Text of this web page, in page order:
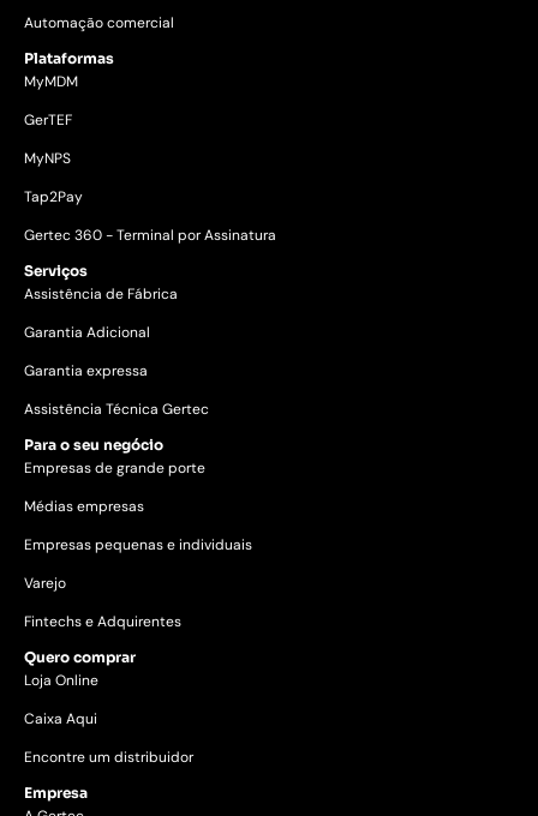
Automação comercial
Plataformas
MyMDM
GerTEF
MyNPS
Tap2Pay
Gertec 360 - Terminal por Assinatura
Serviços
Assistência de Fábrica
Garantia Adicional
Garantia expressa
Assistência Técnica Gertec
Para o seu negócio
Empresas de grande porte
Médias empresas
Empresas pequenas e individuais
Varejo
Fintechs e Adquirentes
Quero comprar
Loja Online
Caixa Aqui
Encontre um distribuidor
Empresa